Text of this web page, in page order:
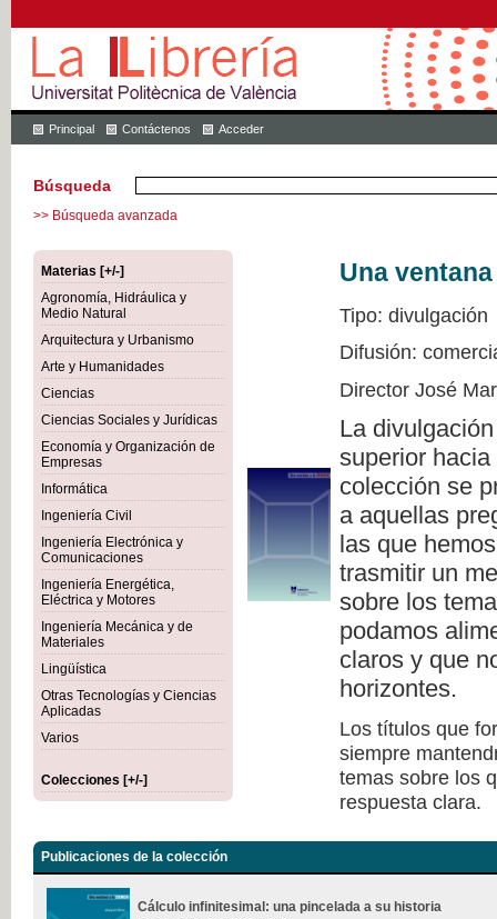
Principal Contáctenos Acceder
Búsqueda
>> Búsqueda avanzada
Materias [+/-]
Agronomía, Hidráulica y
Medio Natural
Arquitectura y Urbanismo
Arte y Humanidades
Ciencias
Ciencias Sociales y Jurídicas
Economía y Organización de
Empresas
Informática
Ingeniería Civil
Ingeniería Electrónica y
Comunicaciones
Ingeniería Energética,
Eléctrica y Motores
Ingeniería Mecánica y de
Materiales
Lingüística
Otras Tecnologías y Ciencias
Aplicadas
Varios
Colecciones [+/-]
Una
Tipo: divulgación
Difusión:
Director José
La
superior
colección se
a aquellas
las que
trasmitir un
sobre los
podamos
claros y que
horizontes.
Los títulos que
siempre
temas sobre los
respuesta clara.
Publicaciones de la colección
Cálculo infinitesimal: una pincelada a su historia